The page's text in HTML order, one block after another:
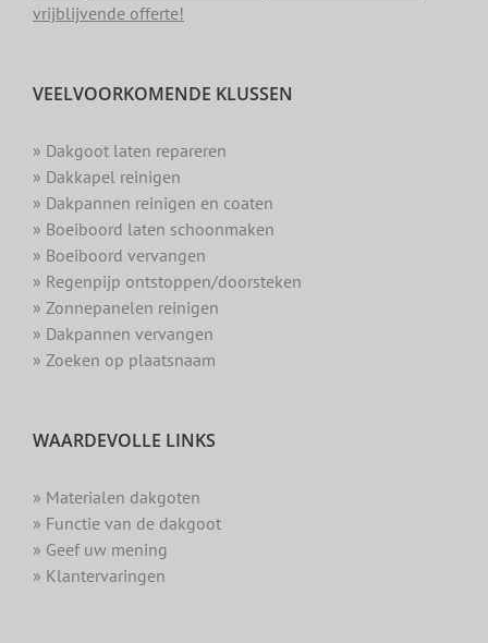
vrijblijvende offerte!
VEELVOORKOMENDE KLUSSEN
» Dakgoot laten repareren
» Dakkapel reinigen
» Dakpannen reinigen en coaten
» Boeiboord laten schoonmaken
» Boeiboord vervangen
» Regenpijp ontstoppen/doorsteken
» Zonnepanelen reinigen
» Dakpannen vervangen
» Zoeken op plaatsnaam
WAARDEVOLLE LINKS
» Materialen dakgoten
» Functie van de dakgoot
» Geef uw mening
» Klantervaringen